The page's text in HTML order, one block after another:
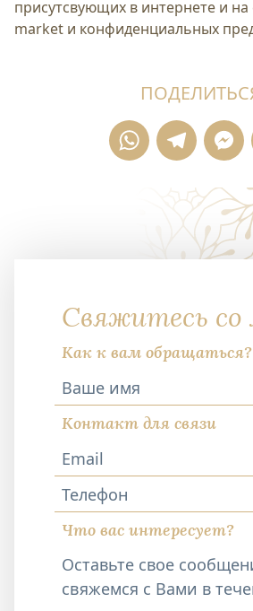
присутсвующих в интернете и на
market и конфиденциальных
Свяжитесь со
Как к вам обращаться?
Контакт для связи
Телефон
Что вас интересует?